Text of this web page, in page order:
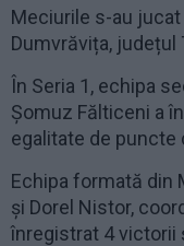
Meciurile s-au
Dumvrăvița, județul
În Seria 1, echipa
Șomuz Fălticeni a
egalitate de puncte
Echipa formată din
și Dorel Nistor,
înregistrat 4 victorii